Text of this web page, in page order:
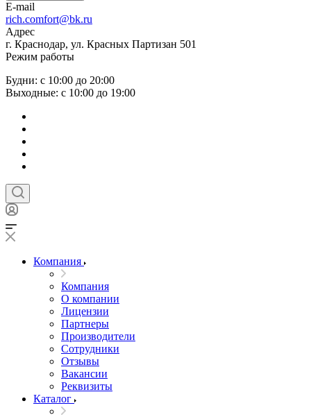
E-mail
rich.comfort@bk.ru
Адрес
г. Краснодар, ул. Красных Партизан 501
Режим работы
Будни: с 10:00 до 20:00
Выходные: с 10:00 до 19:00
Компания
Компания
О компании
Лицензии
Партнеры
Производители
Сотрудники
Отзывы
Вакансии
Реквизиты
Каталог